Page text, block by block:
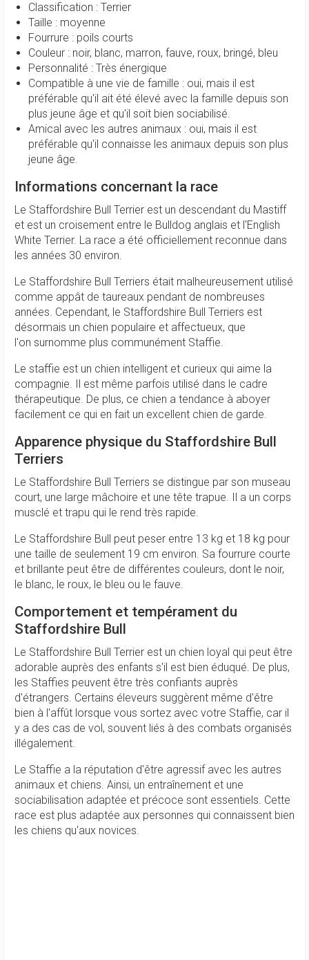
Classification : Terrier
Taille : moyenne
Fourrure : poils courts
Couleur : noir, blanc, marron, fauve, roux, bringé, bleu
Personnalité : Très énergique
Compatible à une vie de famille : oui, mais il est
préférable qu'il ait été élevé avec la famille depuis son
plus jeune âge et qu'il soit bien sociabilisé.
Amical avec les autres animaux : oui, mais il est
préférable qu'il connaisse les animaux depuis son plus
jeune âge.
Informations concernant la race
Le Staffordshire Bull Terrier est un descendant du Mastiff
et est un croisement entre le Bulldog anglais et l'English
White Terrier. La race a été officiellement reconnue dans
les années 30 environ.
Le Staffordshire Bull Terriers était malheureusement utilisé
comme appât de taureaux pendant de nombreuses
années. Cependant, le Staffordshire Bull Terriers est
désormais un chien populaire et affectueux, que
l'on surnomme plus communément Staffie.
Le staffie est un chien intelligent et curieux qui aime la
compagnie. Il est même parfois utilisé dans le cadre
thérapeutique. De plus, ce chien a tendance à aboyer
facilement ce qui en fait un excellent chien de garde.
Apparence physique du Staffordshire Bull
Terriers
Le Staffordshire Bull Terriers se distingue par son museau
court, une large mâchoire et une tête trapue. Il a un corps
musclé et trapu qui le rend très rapide.
Le Staffordshire Bull peut peser entre 13 kg et 18 kg pour
une taille de seulement 19 cm environ. Sa fourrure courte
et brillante peut être de différentes couleurs, dont le noir,
le blanc, le roux, le bleu ou le fauve.
Comportement et tempérament du
Staffordshire Bull
Le Staffordshire Bull Terrier est un chien loyal qui peut être
adorable auprès des enfants s'il est bien éduqué. De plus,
les Staffies peuvent être très confiants auprès
d'étrangers. Certains éleveurs suggèrent même d'être
bien à l'affût lorsque vous sortez avec votre Staffie, car il
y a des cas de vol, souvent liés à des combats organisés
illégalement.
Le Staffie a la réputation d'être agressif avec les autres
animaux et chiens. Ainsi, un entraînement et une
sociabilisation adaptée et précoce sont essentiels. Cette
race est plus adaptée aux personnes qui connaissent bien
les chiens qu'aux novices.